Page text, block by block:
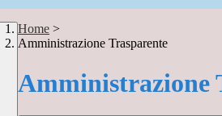
Home >
Amministrazione Trasparente
Amministrazione